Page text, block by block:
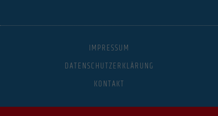
IMPRESSUM
DATENSCHUTZERKLÄRUNG
KONTAKT